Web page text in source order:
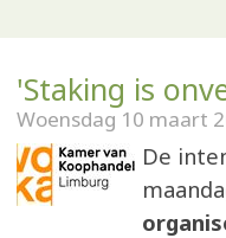
'Staking is
Woensdag 10 maart
De